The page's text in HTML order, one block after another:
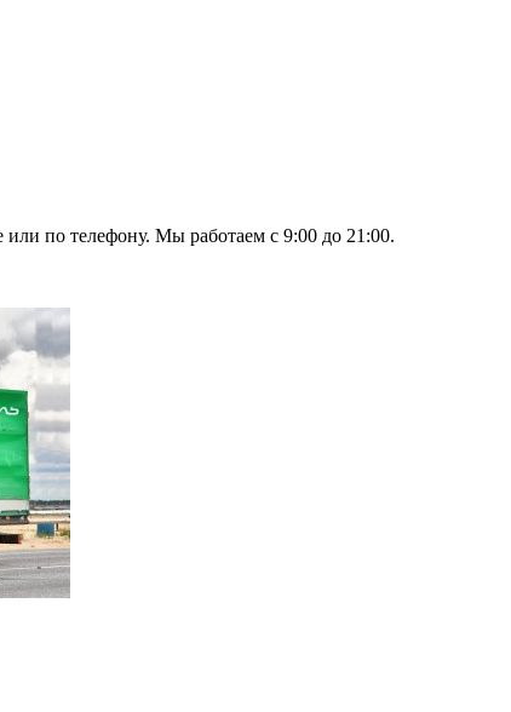
или по телефону. Мы работаем с 9:00 до 21:00.